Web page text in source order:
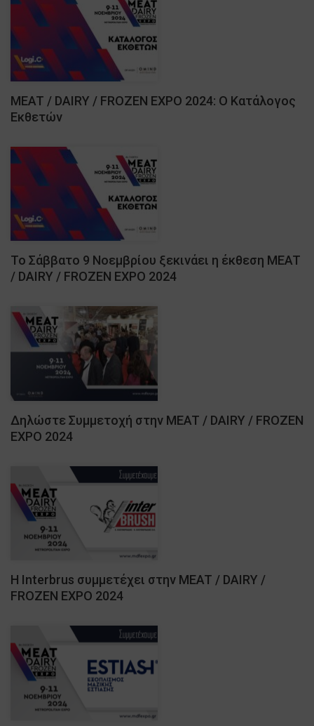
MEAT / DAIRY / FROZEN EXPO 2024: Ο Κατάλογος
Εκθετών
Το Σάββατο 9 Νοεμβρίου ξεκινάει η έκθεση MEAT
/ DAIRY / FROZEN EXPO 2024
Δηλώστε Συμμετοχή στην MEAT / DAIRY / FROZEN
EXPO 2024
Η Interbrus συμμετέχει στην MEAT / DAIRY /
FROZEN EXPO 2024